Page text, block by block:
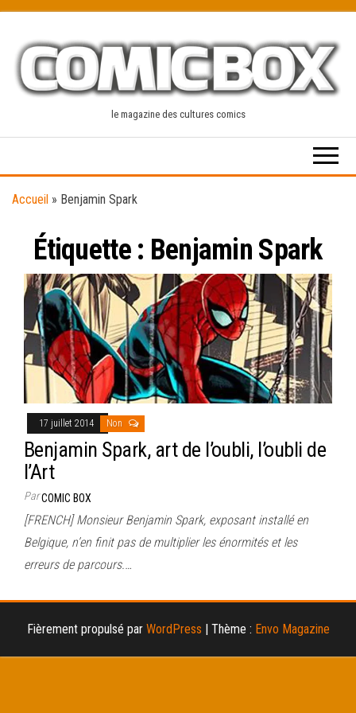
content
le magazine des cultures comics
Accueil » Benjamin Spark
Étiquette : Benjamin Spark
17 juillet 2014 Non
Benjamin Spark, art de l’oubli, l’oubli de
l’Art
ParCOMIC BOX
[FRENCH] Monsieur Benjamin Spark, exposant installé en
Belgique, n’en finit pas de multiplier les énormités et les
erreurs de parcours.…
Fièrement propulsé par WordPress Thème : Envo Magazine